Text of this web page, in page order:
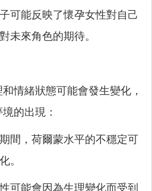
可能反映了懷孕女性對自己
未來角色的期待。
情緒狀態可能會發生變化，
的出現：
間，荷爾蒙水平的不穩定可
。
可能會因為生理變化而受到